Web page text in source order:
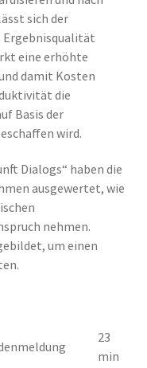
sich der
Ergebnisqualität
eine erhöhte
damit Kosten
die
Basis der
wird.
Dialogs“ haben die
ausgewertet, wie
nehmen.
um einen
23
min